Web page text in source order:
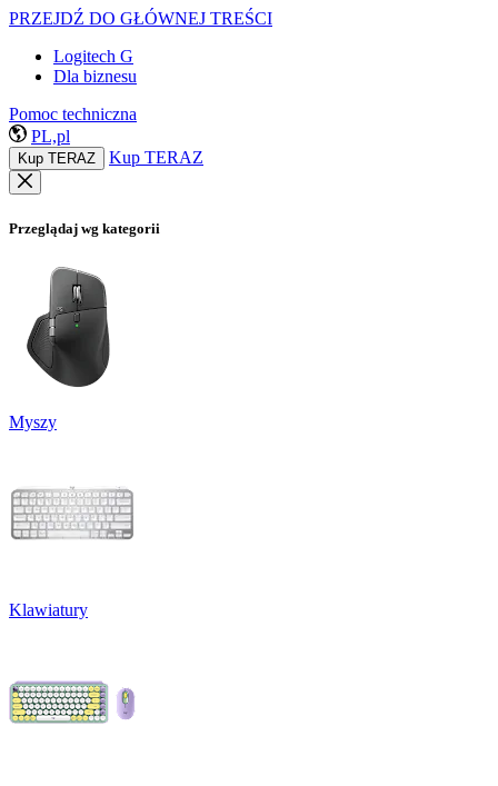
PRZEJDŹ DO GŁÓWNEJ TREŚCI
Logitech G
Dla biznesu
Pomoc techniczna
PL,pl
Kup TERAZ Kup TERAZ
Przeglądaj wg kategorii
Myszy
Klawiatury